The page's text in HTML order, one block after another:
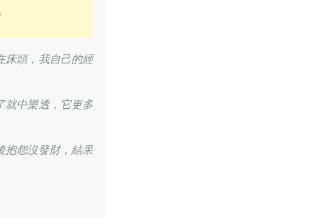
床頭，我自己的經
就中樂透，它更多
抱怨沒發財，結果